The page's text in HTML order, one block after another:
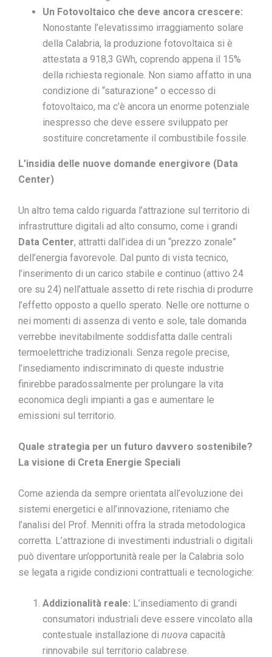
Un Fotovoltaico che deve ancora crescere:
Nonostante l’elevatissimo irraggiamento solare
della Calabria, la produzione fotovoltaica si è
attestata a 918,3 GWh, coprendo appena il 15%
della richiesta regionale. Non siamo affatto in una
condizione di “saturazione” o eccesso di
fotovoltaico, ma c’è ancora un enorme potenziale
inespresso che deve essere sviluppato per
sostituire concretamente il combustibile fossile.
L’insidia delle nuove domande energivore (Data
Center)
Un altro tema caldo riguarda l’attrazione sul territorio di
infrastrutture digitali ad alto consumo, come i grandi
Data Center, attratti dall’idea di un “prezzo zonale”
dell’energia favorevole. Dal punto di vista tecnico,
l’inserimento di un carico stabile e continuo (attivo 24
ore su 24) nell’attuale assetto di rete rischia di produrre
l’effetto opposto a quello sperato. Nelle ore notturne o
nei momenti di assenza di vento e sole, tale domanda
verrebbe inevitabilmente soddisfatta dalle centrali
termoelettriche tradizionali. Senza regole precise,
l’insediamento indiscriminato di queste industrie
finirebbe paradossalmente per prolungare la vita
economica degli impianti a gas e aumentare le
emissioni sul territorio.
Quale strategia per un futuro davvero sostenibile?
La visione di Creta Energie Speciali
Come azienda da sempre orientata all’evoluzione dei
sistemi energetici e all’innovazione, riteniamo che
l’analisi del Prof. Menniti offra la strada metodologica
corretta. L’attrazione di investimenti industriali o digitali
può diventare un’opportunità reale per la Calabria solo
se legata a rigide condizioni contrattuali e tecnologiche:
Addizionalità reale: L’insediamento di grandi
consumatori industriali deve essere vincolato alla
contestuale installazione di nuova capacità
rinnovabile sul territorio calabrese.